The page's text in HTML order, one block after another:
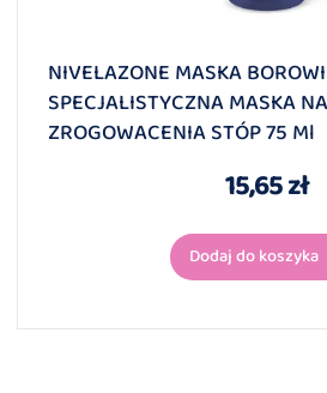
NIVELAZONE MASKA
SPECJALISTYCZNA MASKA NA
ZROGOWACENIA STÓP 75 Ml
15,65 zł
Dodaj do koszyka